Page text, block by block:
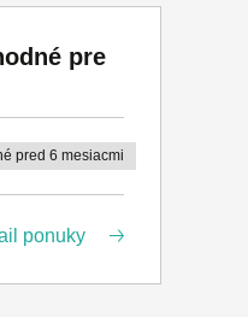
pre
pred 6 mesiacmi
ponuky